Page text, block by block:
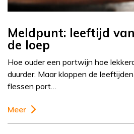
Meldpunt: leeftijd
de loep
Hoe ouder een portwijn hoe
duurder. Maar kloppen de
flessen port…
Meer